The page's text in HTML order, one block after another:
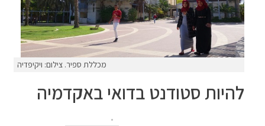
מכללת ספיר. צילום: ויקיפדיה
להיות סטודנט בדואי באקדמיה